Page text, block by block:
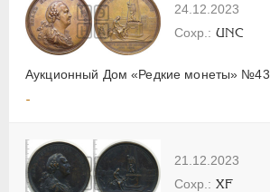
24.12.2023
Аукционный Дом «Редкие монеты» №43
UNC
-
21.12.2023
XF